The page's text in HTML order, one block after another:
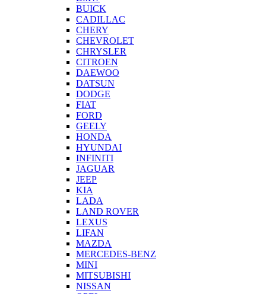
BUICK
CADILLAC
CHERY
CHEVROLET
CHRYSLER
CITROEN
DAEWOO
DATSUN
DODGE
FIAT
FORD
GEELY
HONDA
HYUNDAI
INFINITI
JAGUAR
JEEP
KIA
LADA
LAND ROVER
LEXUS
LIFAN
MAZDA
MERCEDES-BENZ
MINI
MITSUBISHI
NISSAN